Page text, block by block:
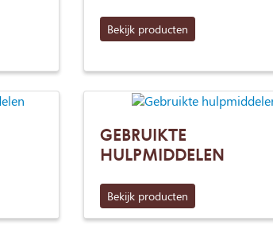
Bekijk producten
GEBRUIKTE
HULPMIDDELEN
Bekijk producten